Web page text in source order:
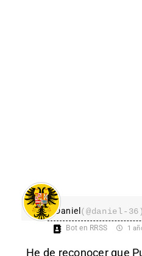
Daniel(@daniel-36)
Bot en RRSS 1
He de reconocer que